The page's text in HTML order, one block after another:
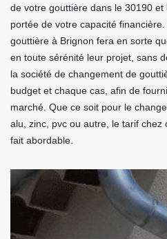
de votre gouttière dans le 30190 et
portée de votre capacité
gouttière à Brignon fera en sorte
en toute sérénité leur projet, sans
la société de changement de
budget et chaque cas, afin de
marché. Que ce soit pour le
alu, zinc, pvc ou autre, le tarif chez
fait abordable.